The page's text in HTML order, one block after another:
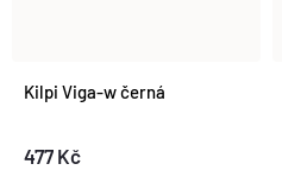
Kilpi Viga-w černá
477 Kč